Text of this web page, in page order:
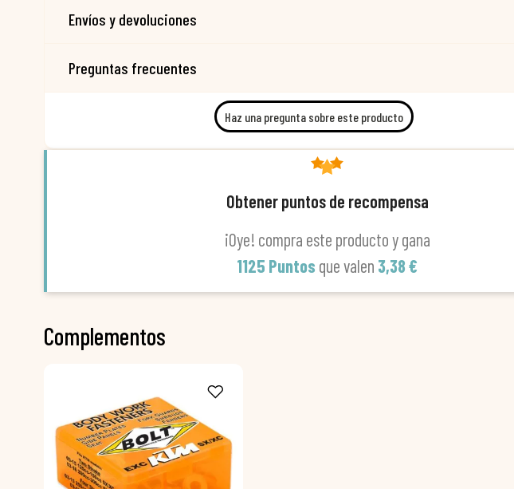
Envíos y devoluciones
Preguntas frecuentes
Haz una pregunta sobre este producto
Obtener puntos de recompensa
¡Oye! compra este producto y gana
1125 Puntos que valen 3,38 €
Complementos